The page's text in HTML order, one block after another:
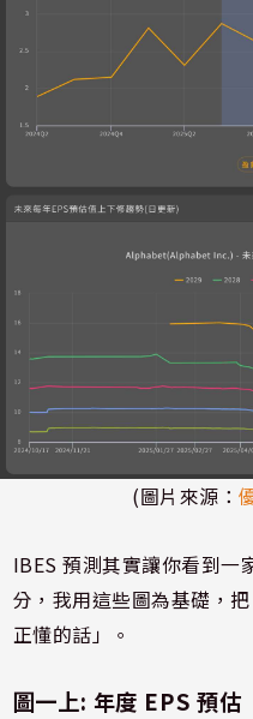
(圖片來源：
IBES 預測其實讓你看到一
分，我用這些圖為基礎，
正懂的話」。
圖一上: 年度 EPS 預估